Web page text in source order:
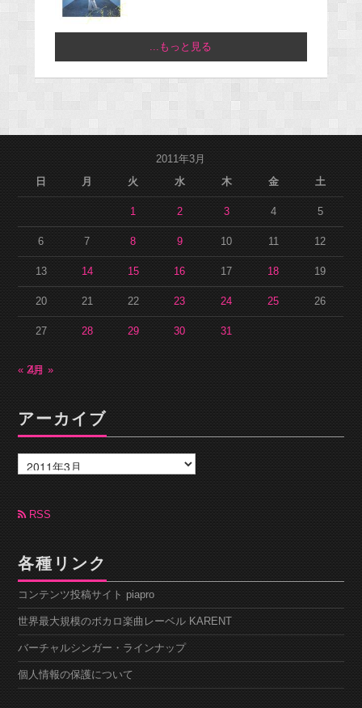
...もっと見る
2011年3月
日
月 火 水 木 金 土
1 2 3 4 5
6 7 8 9 10 11 12
13 14 15 16 17 18 19
20 21 22 23 24 25 26
27 28 29 30 31
« 2月4月 »
アーカイブ
ー
カ
ブ RSS
各種リンク
コンテンツ投稿サイト piapro
世界最大規模のボカロ楽曲レーベル KARENT
バーチャルシンガー・ラインナップ
個人情報の保護について